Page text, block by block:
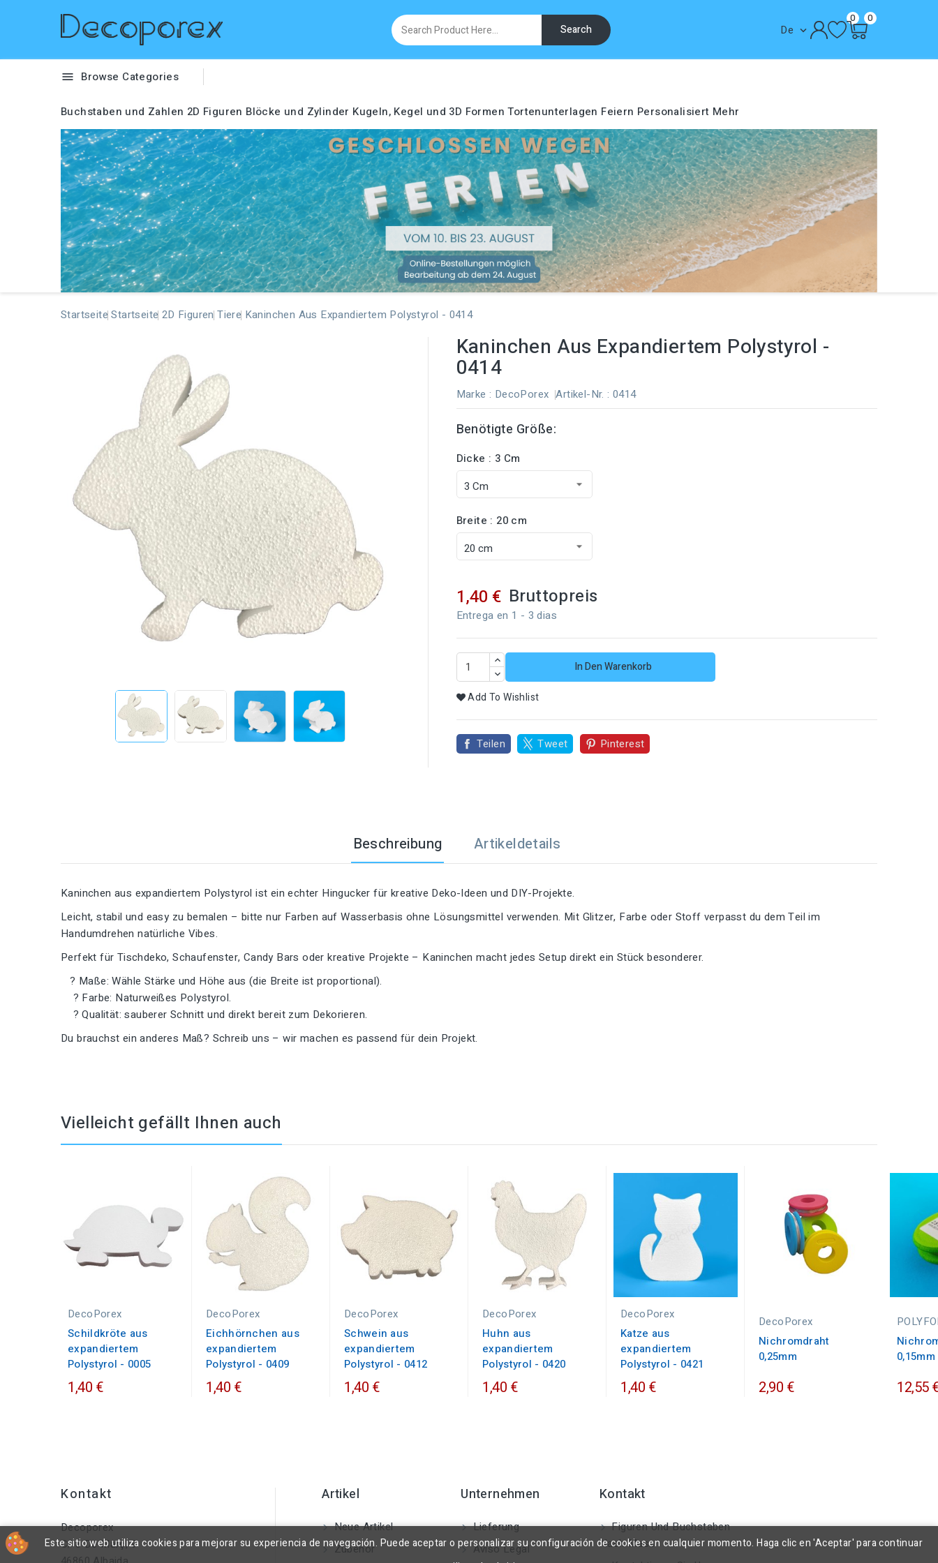
Search De 
0 0
 Browse Categories
Buchstaben und Zahlen 2D Figuren Blöcke und Zylinder Kugeln, Kegel und 3D Formen Tortenunterlagen Feiern Personalisiert Mehr
Startseite Startseite 2D Figuren Tiere Kaninchen Aus Expandiertem Polystyrol - 0414
Kaninchen Aus Expandiertem Polystyrol -
0414
Marke : DecoPorex Artikel-Nr. : 0414
Benötigte Größe:
Dicke : 3 Cm
Breite : 20 cm
1,40 € Bruttopreis
Entrega en 1 - 3 dias
In Den Warenkorb
Add To Wishlist
Teilen Tweet Pinterest
Beschreibung Artikeldetails
Kaninchen aus expandiertem Polystyrol ist ein echter Hingucker für kreative Deko-Ideen und DIY-Projekte.
Leicht, stabil und easy zu bemalen – bitte nur Farben auf Wasserbasis ohne Lösungsmittel verwenden. Mit Glitzer, Farbe oder Stoff verpasst du dem Teil im
Handumdrehen natürliche Vibes.
Perfekt für Tischdeko, Schaufenster, Candy Bars oder kreative Projekte – Kaninchen macht jedes Setup direkt ein Stück besonderer.
? Maße: Wähle Stärke und Höhe aus (die Breite ist proportional).
? Farbe: Naturweißes Polystyrol.
? Qualität: sauberer Schnitt und direkt bereit zum Dekorieren.
Du brauchst ein anderes Maß? Schreib uns – wir machen es passend für dein Projekt.
Vielleicht gefällt Ihnen auch
DecoPorex
Schildkröte aus
expandiertem
Polystyrol - 0005
1,40 €
DecoPorex
Eichhörnchen aus
expandiertem
Polystyrol - 0409
1,40 €
DecoPorex
Schwein aus
expandiertem
Polystyrol - 0412
1,40 €
DecoPorex
Huhn aus
expandiertem
Polystyrol - 0420
1,40 €
DecoPorex
Katze aus
expandiertem
Polystyrol - 0421
1,40 €
DecoPorex
Nichromdraht
0,25mm
2,90 € 12,55
Kontakt
Decoporex
C/ 8 De Març, 9
Artikel
Neue Artikel
Zubehör
Unternehmen
Lieferung
Aviso Legal
Kontakt
Figuren Und Buchstaben
Nach Mass
Este sitio web utiliza cookies para mejorar su experiencia de navegación. Puede aceptar o personalizar su configuración de cookies en cualquier momento. Haga clic en 'Aceptar' para continuar